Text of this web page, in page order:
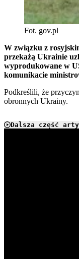
Fot. gov.pl
W związku z
przekażą Ukrainie
wyprodukowane w
komunikacie
Podkreślili, że
obronnych Ukrainy.
Dalsza część